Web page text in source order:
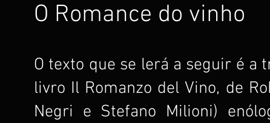
O Romance do vinho
O texto que se lerá a seguir é a
livro Il Romanzo del Vino, de
Negri e Stefano Milioni)